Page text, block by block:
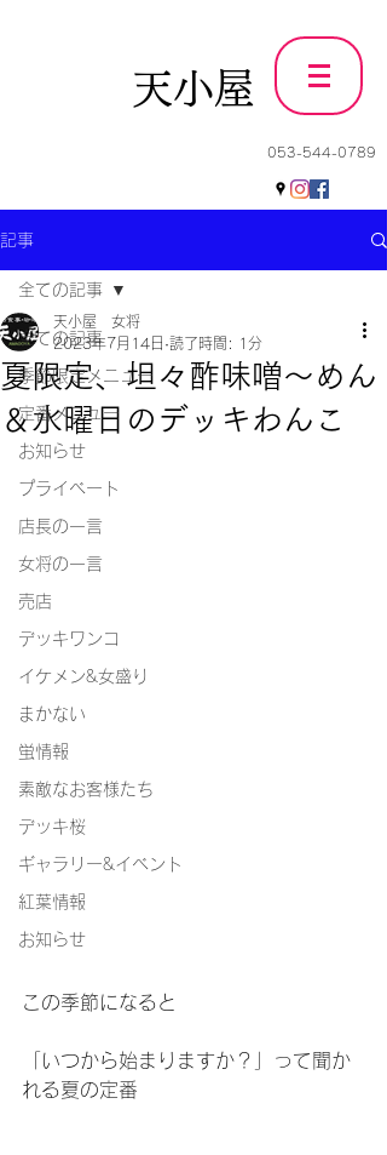
天小屋
053-544-0789
記事
全ての記事
季節限定メニュー
定番メニュー
お知らせ
プライベート
店長の一言
女将の一言
売店
デッキワンコ
イケメン&女盛り
まかない
蛍情報
素敵なお客様たち
デッキ桜
ギャラリー&イベント
紅葉情報
お知らせ
全ての記事
夏限定、坦々酢味噌～めん
＆水曜日のデッキわんこ
天小屋 女将
2023年7月14日 読了時間: 1分
この季節になると
「いつから始まりますか？」って聞か
れる夏の定番